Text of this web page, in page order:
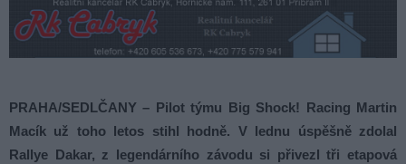
PRAHA/SEDLČANY – Pilot týmu Big Shock! Racing Martin
Macík už toho letos stihl hodně. V lednu úspěšně zdolal
Rallye Dakar, z legendárního závodu si přivezl tři etapová